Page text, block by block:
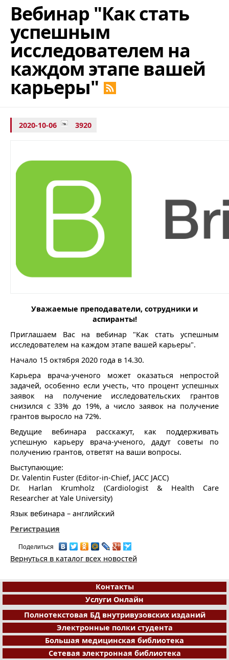
Вебинар "Как стать
успешным
исследователем на
каждом этапе вашей
карьеры"
2020-10-06 3920
Уважаемые преподаватели, сотрудники и
аспиранты!
Приглашаем Вас на вебинар "Как стать успешным
исследователем на каждом этапе вашей карьеры".
Начало 15 октября 2020 года в 14.30.
Карьера врача-ученого может оказаться непростой
задачей, особенно если учесть, что процент успешных
заявок на получение исследовательских грантов
снизился с 33% до 19%, а число заявок на получение
грантов выросло на 72%.
Ведущие вебинара расскажут, как поддерживать
успешную карьеру врача-ученого, дадут советы по
получению грантов, ответят на ваши вопросы.
Выступающие:
Dr. Valentin Fuster (Editor-in-Chief, JACC JACC)
Dr. Harlan Krumholz (Cardiologist & Health Care
Researcher at Yale University)
Язык вебинара – английский
Регистрация
Поделиться
Вернуться в каталог всех новостей
Контакты
Услуги Онлайн
Полнотекстовая БД внутривузовских изданий
Электронные полки студента
Большая медицинская библиотека
Сетевая электронная библиотека